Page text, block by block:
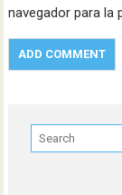
navegador para la